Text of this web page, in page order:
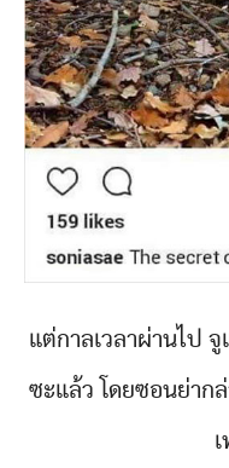
แต่กาลเวลาผ่านไป
ซะแล้ว โดยซอนย่าก